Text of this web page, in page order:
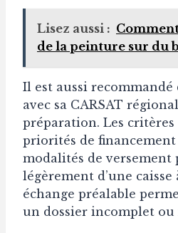
Lisez aussi :
de la peinture sur du
Il est aussi
avec sa CARSAT
préparation. Les critères
priorités de
modalités de versement
légèrement d’une caisse
échange préalable
un dossier incomplet